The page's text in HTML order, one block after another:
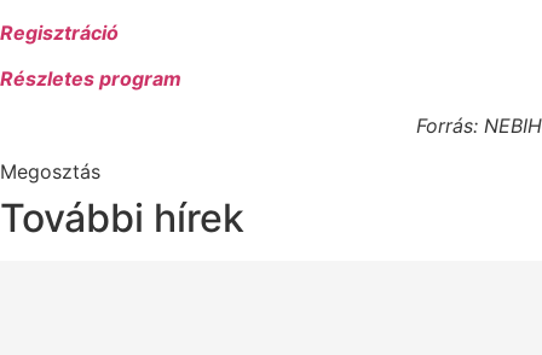
Regisztráció
Részletes program
Forrás: NEBIH
Megosztás
További hírek